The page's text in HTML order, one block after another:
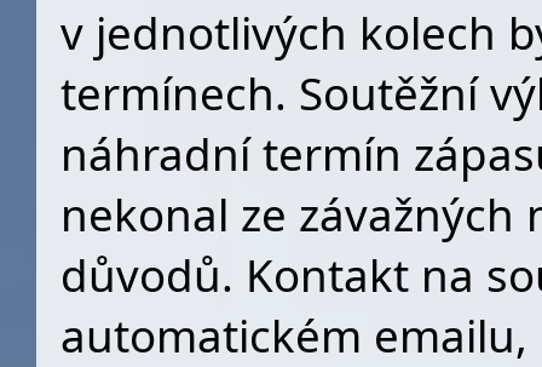
v jednotlivých kolech
termínech. Soutěžní
náhradní termín
nekonal ze
důvodů. Kontakt na
automatickém